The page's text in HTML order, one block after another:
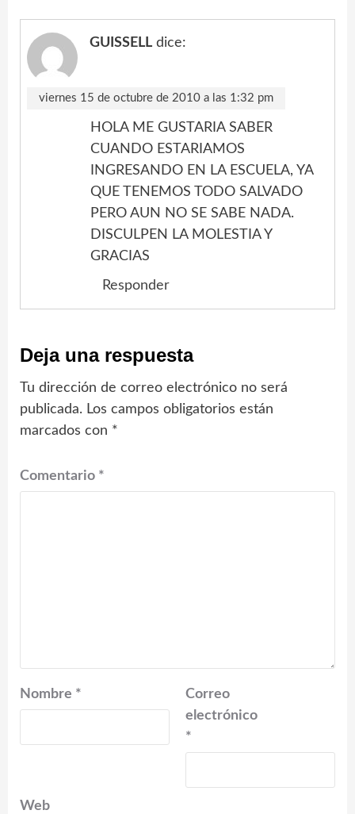
GUISSELL dice:
viernes 15 de octubre de 2010 a las 1:32 pm
HOLA ME GUSTARIA SABER
CUANDO ESTARIAMOS
INGRESANDO EN LA ESCUELA, YA
QUE TENEMOS TODO SALVADO
PERO AUN NO SE SABE NADA.
DISCULPEN LA MOLESTIA Y
GRACIAS
Responder
Deja una respuesta
Tu dirección de correo electrónico no será
publicada. Los campos obligatorios están
marcados con *
Comentario *
Nombre *
Correo
electrónico
*
Web